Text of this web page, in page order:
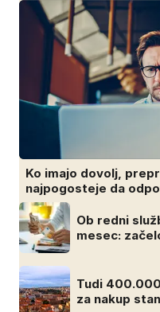
Ko imajo dovolj,
najpogosteje da
Ob redni
mesec:
Tudi
za nakup